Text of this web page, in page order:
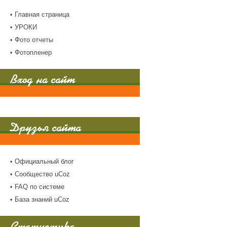
Главная страница
УРОКИ
Фото отчеты
Фотопленер
Вход на сайт
Друзья сайта
Официальный блог
Сообщество uCoz
FAQ по системе
База знаний uCoz